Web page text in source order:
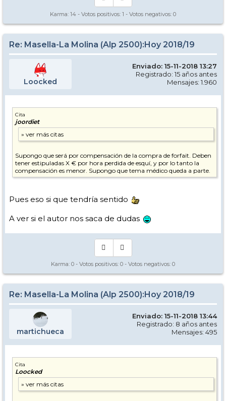
Karma: 14 - Votos positivos: 1 - Votos negativos: 0
Re: Masella-La Molina (Alp 2500):Hoy 2018/19
Loocked
Enviado: 15-11-2018 13:27
Registrado: 15 años antes
Mensajes: 1.960
Cita
joordiet
Supongo que será por compensación de la compra de forfait. Deben
tener estipuladas X € por hora perdida de esquí, y por lo tanto la
compensación es menor. Supongo que tema médico queda a parte.
Pues eso si que tendría sentido
A ver si el autor nos saca de dudas
Karma: 0 - Votos positivos: 0 - Votos negativos: 0
Re: Masella-La Molina (Alp 2500):Hoy 2018/19
martichueca
Enviado: 15-11-2018 13:44
Registrado: 8 años antes
Mensajes: 495
Cita
Loocked